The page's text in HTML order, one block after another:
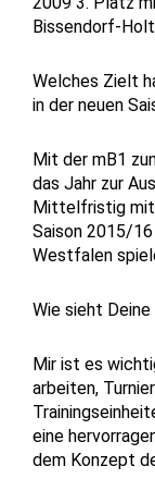
Bissendorf-
Welches Zielt
in der neuen
Mit der mB1
das Jahr zur
Mittelfristig mit
Saison 2015/
Westfalen
Wie sieht
Mir ist es
arbeiten,
eine
dem Konzept